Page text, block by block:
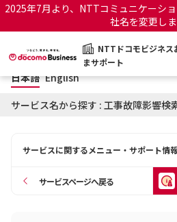
2025年7月より、NTTコミュニケーシ
社名を変更し
NTTドコモビジネス
まサポート
NTTドコモビジネスお客さまサポ
サポートトップ
日本語 English
サービスに関するメニュー・サポート情
サービスページへ戻る